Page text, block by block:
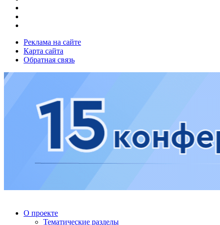
Реклама на сайте
Карта сайта
Обратная связь
О проекте
Тематические разделы